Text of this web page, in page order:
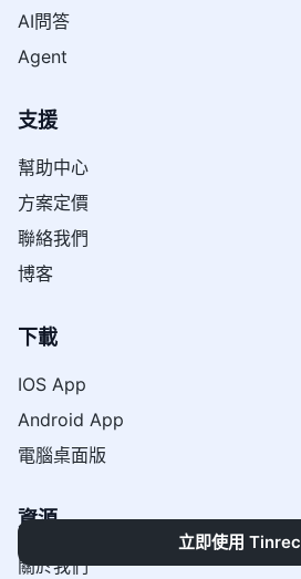
AI問答
Agent
支援
幫助中心
方案定價
聯絡我們
博客
下載
IOS App
Android App
電腦桌面版
資源
關於我們
立即使用 Tinrec